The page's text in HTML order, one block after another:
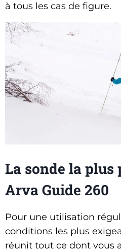
à tous les cas de figure.
La sonde la plus
Arva Guide 260
Pour une utilisation
conditions les plus
réunit tout ce dont vous